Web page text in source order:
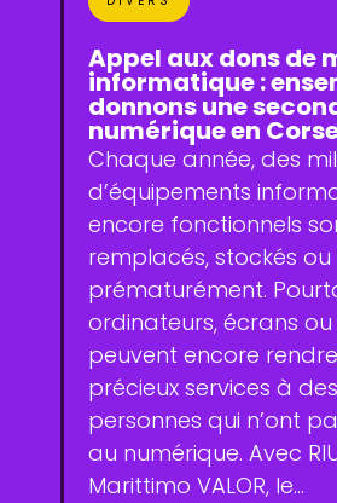
Appel aux dons de
informatique :
donnons une
numérique en
Chaque année, des
d’équipements
encore fonctionnels
remplacés, stockés
prématurément.
ordinateurs, écrans
peuvent encore
précieux services à des
personnes qui n’ont
au numérique. Avec
Marittimo VALOR, le...